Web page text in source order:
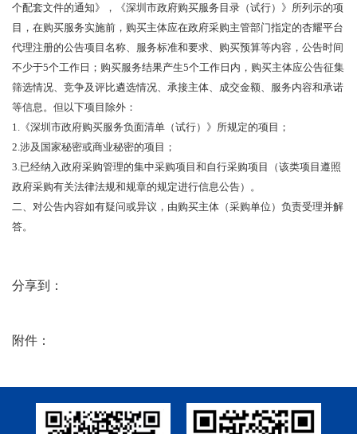
个配套文件的通知》，《深圳市政府购买服务目录（试行）》所列示的项
目，在购买服务实施前，购买主体应在政府采购主管部门指定的杏耀平台
代理注册的公告项目名称、服务标准和要求、购买预算等内容，公告时间
不少于5个工作日；购买服务结果产生5个工作日内，购买主体应公告征集
筛选情况、竞争及评比遴选情况、承接主体、成交金额、服务内容和承诺
等信息。但以下项目除外：
1.
《深圳市政府购买服务负面清单（试行）》所规定的项目；
2. 涉及国家秘密或商业秘密的项目；
3. 已经纳入政府采购管理的集中采购项目和自行采购项目（该类项目遵照
政府采购有关法律法规和规章的规定进行信息公告）。
二、对公告内容如有疑问或异议，由购买主体（采购单位）负责受理并解
答。
分享到：
附件：